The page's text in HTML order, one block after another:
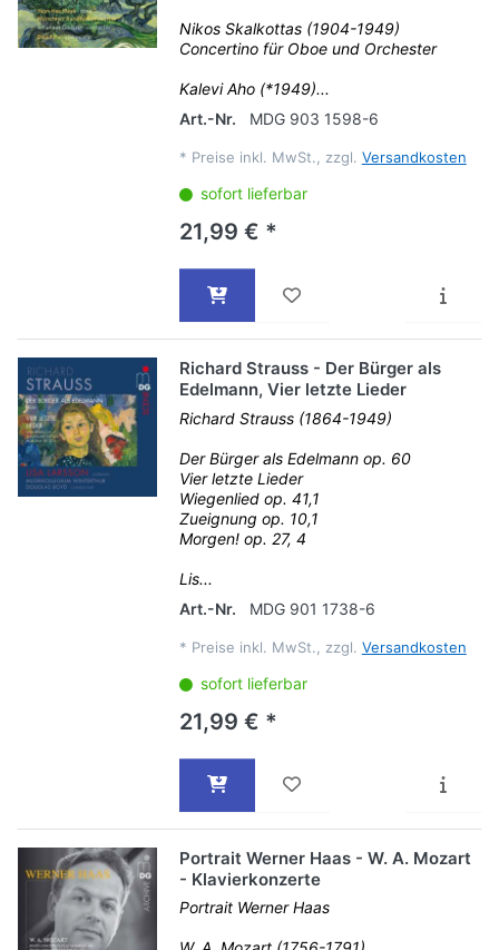
Nikos Skalkottas (1904-1949)
Concertino für Oboe und Orchester
Kalevi Aho (*1949)...
Art.-Nr.
MDG 903 1598-6
* Preise inkl. MwSt., zzgl. Versandkosten
sofort lieferbar
21,99 € *
Richard Strauss - Der Bürger als
Edelmann, Vier letzte Lieder
Richard Strauss (1864-1949)
Der Bürger als Edelmann op. 60
Vier letzte Lieder
Wiegenlied op. 41,1
Zueignung op. 10,1
Morgen! op. 27, 4
Lis...
Art.-Nr.
MDG 901 1738-6
* Preise inkl. MwSt., zzgl. Versandkosten
sofort lieferbar
21,99 € *
Portrait Werner Haas - W. A. Mozart
- Klavierkonzerte
Portrait Werner Haas